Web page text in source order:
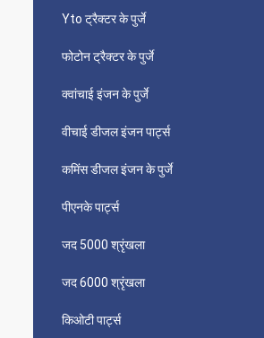
Yto ट्रैक्टर के पुर्जे
फोटोन ट्रैक्टर के पुर्जे
क्वांचाई इंजन के पुर्जे
वीचाई डीजल इंजन पार्ट्स
कमिंस डीजल इंजन के पुर्जे
पीएनके पार्ट्स
जद 5000 श्रृंखला
जद 6000 श्रृंखला
किओटी पार्ट्स